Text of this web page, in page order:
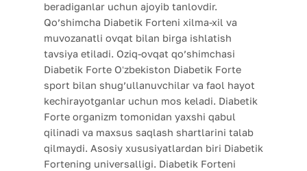
beradiganlar uchun ajoyib tanlovdir.
Qo’shimcha Diabetik Forteni xilma-xil va
muvozanatli ovqat bilan birga ishlatish
tavsiya etiladi. Oziq-ovqat qo’shimchasi
Diabetik Forte Oʻzbekiston Diabetik Forte
sport bilan shug’ullanuvchilar va faol hayot
kechirayotganlar uchun mos keladi. Diabetik
Forte organizm tomonidan yaxshi qabul
qilinadi va maxsus saqlash shartlarini talab
qilmaydi. Asosiy xususiyatlardan biri Diabetik
Fortening universalligi. Diabetik Forteni